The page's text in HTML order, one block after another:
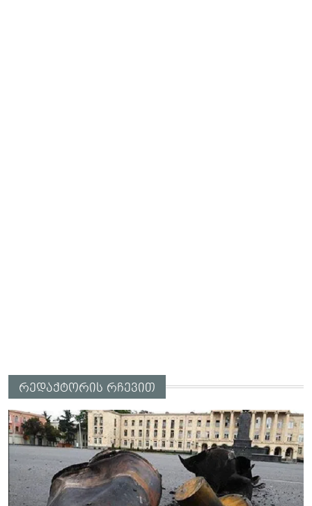
რედაქტორის რჩევით